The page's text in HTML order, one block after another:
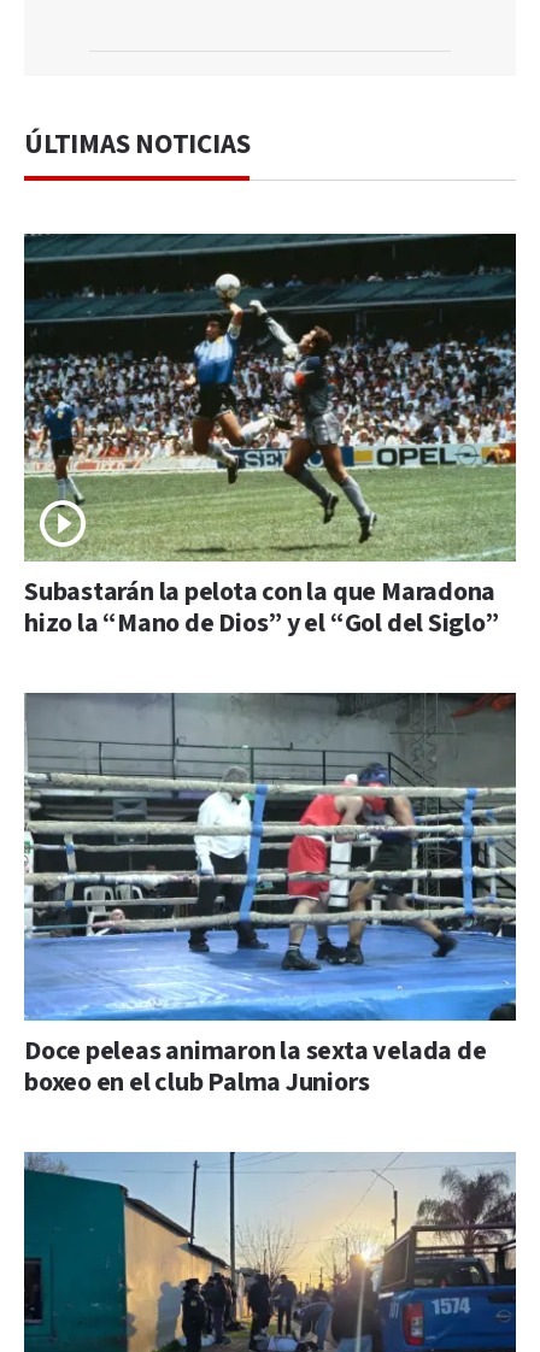
ÚLTIMAS NOTICIAS
Subastarán la pelota con la que Maradona
hizo la “Mano de Dios” y el “Gol del Siglo”
Doce peleas animaron la sexta velada de
boxeo en el club Palma Juniors